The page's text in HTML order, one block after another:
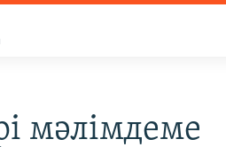
мәлімдеме